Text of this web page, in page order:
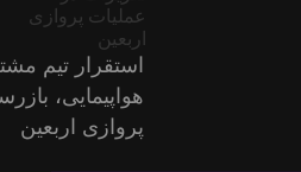
استقرار تیم
هواپیمایی،
پروازی اربعین